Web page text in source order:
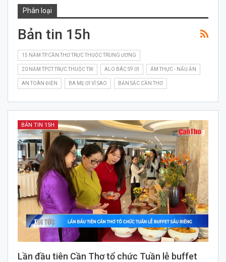
Phân loại
Bản tin 15h
15 NĂM TP.CẦN THƠ TRỰC THUỘC TRUNG ƯƠNG
20 NĂM TPCT TRỰC THUỘC TW ALO BÁC SỸ ƠI ẨM THỰC - NẤU ĂN
AN TOÀN ĐIỆN BA MẸ ƠI VÌ SAO BẢN SẮC CẦN THƠ
BẢN TIN 15H
Lần đầu tiên Cần Thơ tổ chức Tuần lễ buffet